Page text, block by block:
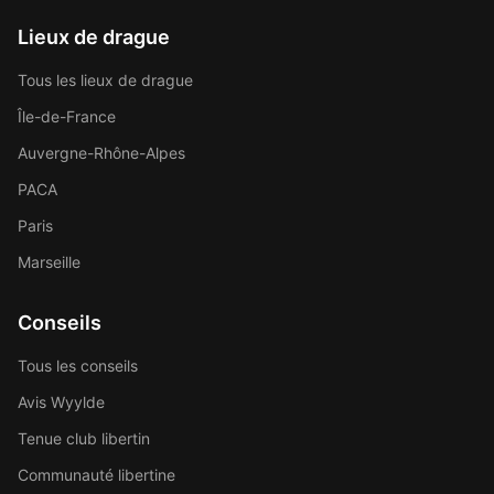
Lieux de drague
Tous les lieux de drague
Île-de-France
Auvergne-Rhône-Alpes
PACA
Paris
Marseille
Conseils
Tous les conseils
Avis Wyylde
Tenue club libertin
Communauté libertine